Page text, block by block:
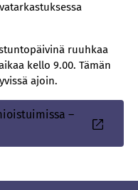
ruuhkaa
kello 9.00. Tämän
ajoin.
–